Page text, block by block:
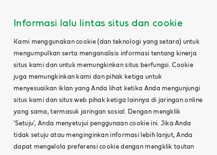
Informasi lalu lintas situs dan cookie
Kami menggunakan cookie (dan teknologi yang setara) untuk
mengumpulkan serta menganalisis informasi tentang kinerja
situs kami dan untuk memungkinkan situs berfungsi. Cookie
juga memungkinkan kami dan pihak ketiga untuk
menyesuaikan iklan yang Anda lihat ketika Anda mengunjungi
situs kami dan situs web pihak ketiga lainnya di jaringan online
yang sama, termasuk jaringan sosial. Dengan mengklik
'Setuju', Anda menyetujui penggunaan cookie ini. Jika Anda
tidak setuju atau menginginkan informasi lebih lanjut, Anda
dapat mengelola preferensi cookie dengan mengklik tautan